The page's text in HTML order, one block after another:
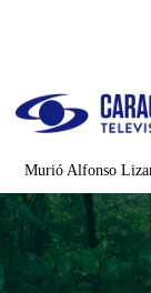
Murió Alfonso